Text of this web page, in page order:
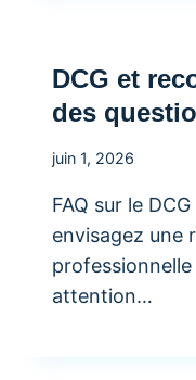
DCG et
des
juin 1, 2026
FAQ sur le
envisagez une
attention…